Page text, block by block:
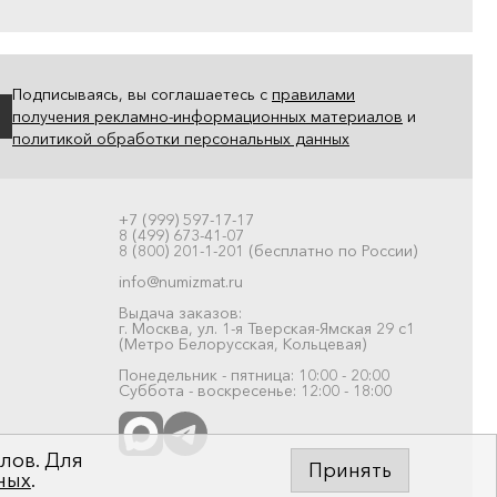
Подписываясь, вы соглашаетесь с правилами
получения рекламно-информационных материалов и
политикой обработки персональных данных
+7 (999) 597-17-17
8 (499) 673-41-07
8 (800) 201-1-201 (бесплатно по России)
info@numizmat.ru
Выдача заказов:
г. Москва, ул. 1-я Тверская-Ямская 29 с1
(Метро Белорусская, Кольцевая)
Понедельник - пятница: 10:00 - 20:00
Суббота - воскресенье: 12:00 - 18:00
Для
. Принять